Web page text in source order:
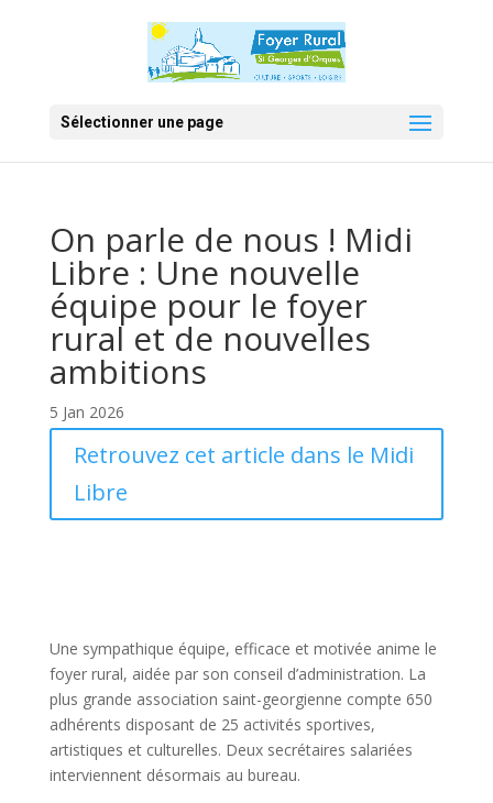
Sélectionner une page
On parle de nous ! Midi
Libre : Une nouvelle
équipe pour le foyer
rural et de nouvelles
ambitions
5 Jan 2026
Retrouvez cet article dans le Midi
Libre
Une sympathique équipe, efficace et motivée anime le
foyer rural, aidée par son conseil d’administration. La
plus grande association saint-georgienne compte 650
adhérents disposant de 25 activités sportives,
artistiques et culturelles. Deux secrétaires salariées
interviennent désormais au bureau.